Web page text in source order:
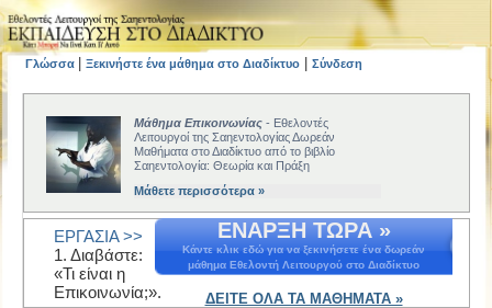
Γλώσσα Ξεκινήστε ένα μάθημα στο Διαδίκτυο Σύνδεση
Μάθημα Επικοινωνίας - Εθελοντές
Λειτουργοί της Σαηεντολογίας Δωρεάν
Μαθήματα στο Διαδίκτυο από το βιβλίο
Σαηεντολογία: Θεωρία και Πράξη
Μάθετε περισσότερα »
ΕΝΑΡΞΗ ΤΩΡΑ »
Κάντε κλικ εδώ για να ξεκινήσετε ένα δωρεάν
μάθημα Εθελοντή Λειτουργού στο Διαδίκτυο
ΔΕΙΤΕ ΟΛΑ ΤΑ ΜΑΘΗΜΑΤΑ »
ΕΡΓΑΣΙΑ >>
1. Διαβάστε:
«Τι είναι η
Επικοινωνία;».